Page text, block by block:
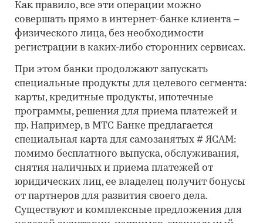
Как правило, все эти операции можно
совершать прямо в интернет-банке клиента –
физического лица, без необходимости
регистрации в каких-либо сторонних сервисах.
При этом банки продолжают запускать
специальные продукты для целевого сегмента:
карты, кредитные продукты, ипотечные
программы, решения для приема платежей и
пр. Например, в МТС Банке предлагается
специальная карта для самозанятых # ЯСАМ:
помимо бесплатного выпуска, обслуживания,
снятия наличных и приема платежей от
юридических лиц, ее владелец получит бонусы
от партнеров для развития своего дела.
Существуют и комплексные предложения для